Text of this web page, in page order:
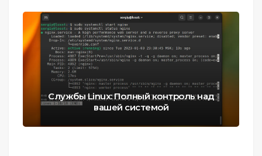
Службы Linux: Полный контроль над
вашей системой